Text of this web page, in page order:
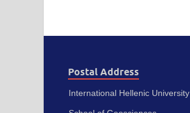
Postal Address
International Hellenic University